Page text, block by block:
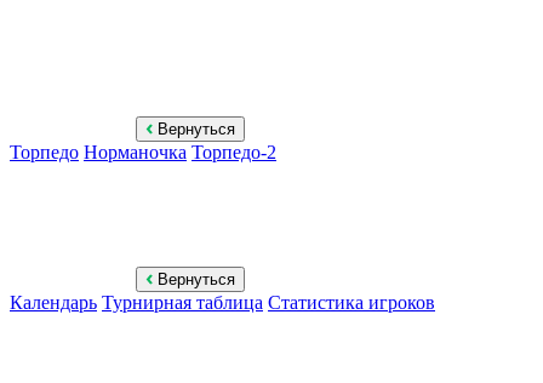
Вернуться
Торпедо Норманочка Торпедо-2
Вернуться
Календарь Турнирная таблица Статистика игроков